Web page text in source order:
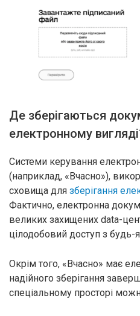
Де зберігаються
електронному
Системи керування
(наприклад, «Вчасно»),
сховища для зберігання
Фактично, електронна
великих захищених data-
цілодобовий доступ з будь-
Окрім того, «Вчасно» має
надійного зберігання
спеціальному просторі